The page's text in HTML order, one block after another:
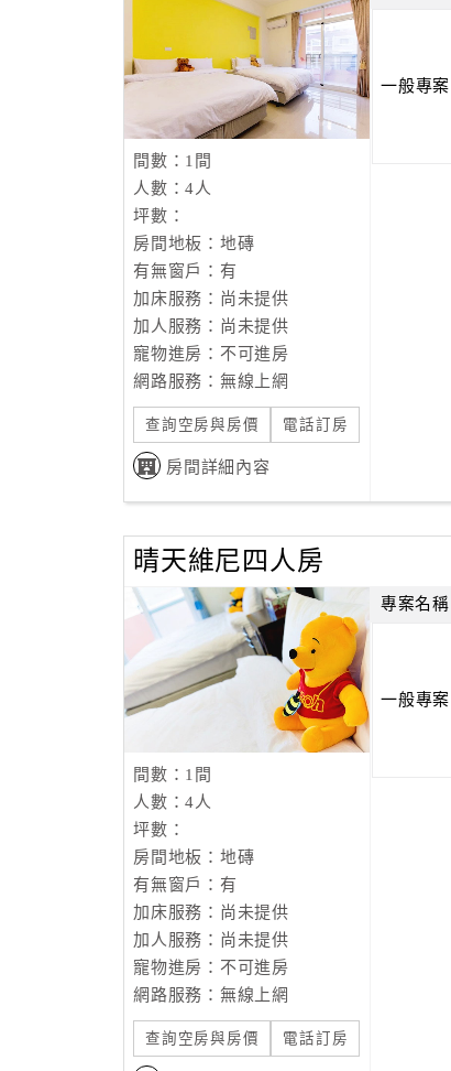
間數：1間
人數：4人
坪數：
房間地板：地磚
有無窗戶：有
加床服務：尚未提供
加人服務：尚未提供
寵物進房：不可進房
網路服務：無線上網
查詢空房與房價 電話訂房
房間詳細內容
一般專案
晴天維尼四人房
間數：1間
人數：4人
坪數：
房間地板：地磚
有無窗戶：有
加床服務：尚未提供
加人服務：尚未提供
寵物進房：不可進房
網路服務：無線上網
查詢空房與房價 電話訂房
專案名稱
一般專案